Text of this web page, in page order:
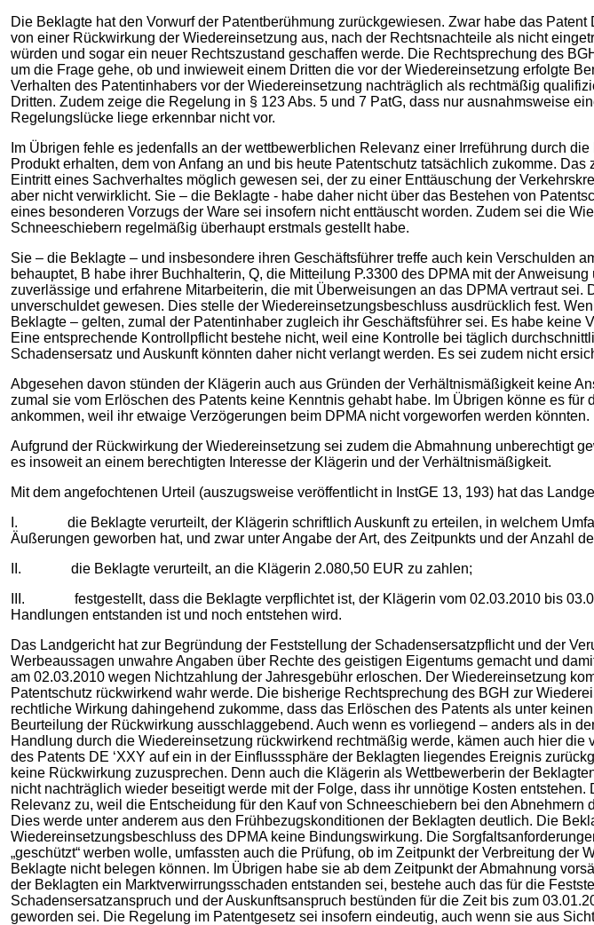
Die Beklagte hat den Vorwurf der Patentberühmung zurückgewiesen. Zwar habe das
von einer Rückwirkung der Wiedereinsetzung aus, nach der Rechtsnachteile als nicht
würden und sogar ein neuer Rechtszustand geschaffen werde. Die Rechtsprechung des
um die Frage gehe, ob und inwieweit einem Dritten die vor der Wiedereinsetzung erfolgte
Verhalten des Patentinhabers vor der Wiedereinsetzung nachträglich als rechtmäßig
Dritten. Zudem zeige die Regelung in § 123 Abs. 5 und 7 PatG, dass nur ausnahmsweise
Regelungslücke liege erkennbar nicht vor.
Im Übrigen fehle es jedenfalls an der wettbewerblichen Relevanz einer Irreführung durch
Produkt erhalten, dem von Anfang an und bis heute Patentschutz tatsächlich zukomme.
Eintritt eines Sachverhaltes möglich gewesen sei, der zu einer Enttäuschung der
aber nicht verwirklicht. Sie – die Beklagte - habe daher nicht über das Bestehen von
eines besonderen Vorzugs der Ware sei insofern nicht enttäuscht worden. Zudem sei die
Schneeschiebern regelmäßig überhaupt erstmals gestellt habe.
Sie – die Beklagte – und insbesondere ihren Geschäftsführer treffe auch kein Verschulden
behauptet, B habe ihrer Buchhalterin, Q, die Mitteilung P.3300 des DPMA mit der
zuverlässige und erfahrene Mitarbeiterin, die mit Überweisungen an das DPMA vertraut
unverschuldet gewesen. Dies stelle der Wiedereinsetzungsbeschluss ausdrücklich fest.
Beklagte – gelten, zumal der Patentinhaber zugleich ihr Geschäftsführer sei. Es habe
Eine entsprechende Kontrollpflicht bestehe nicht, weil eine Kontrolle bei täglich
Schadensersatz und Auskunft könnten daher nicht verlangt werden. Es sei zudem nicht
Abgesehen davon stünden der Klägerin auch aus Gründen der Verhältnismäßigkeit keine
zumal sie vom Erlöschen des Patents keine Kenntnis gehabt habe. Im Übrigen könne es
ankommen, weil ihr etwaige Verzögerungen beim DPMA nicht vorgeworfen werden könnten.
Aufgrund der Rückwirkung der Wiedereinsetzung sei zudem die Abmahnung unberechtigt
es insoweit an einem berechtigten Interesse der Klägerin und der Verhältnismäßigkeit.
Mit dem angefochtenen Urteil (auszugsweise veröffentlicht in InstGE 13, 193) hat das
I. die Beklagte verurteilt, der Klägerin schriftlich Auskunft zu erteilen, in welchem
Äußerungen geworben hat, und zwar unter Angabe der Art, des Zeitpunkts und der Anzahl
II. die Beklagte verurteilt, an die Klägerin 2.080,50 EUR zu zahlen;
III. festgestellt, dass die Beklagte verpflichtet ist, der Klägerin vom 02.03.2010 bis
Handlungen entstanden ist und noch entstehen wird.
Das Landgericht hat zur Begründung der Feststellung der Schadensersatzpflicht und der
Werbeaussagen unwahre Angaben über Rechte des geistigen Eigentums gemacht und
am 02.03.2010 wegen Nichtzahlung der Jahresgebühr erloschen. Der Wiedereinsetzung
Patentschutz rückwirkend wahr werde. Die bisherige Rechtsprechung des BGH zur
rechtliche Wirkung dahingehend zukomme, dass das Erlöschen des Patents als unter
Beurteilung der Rückwirkung ausschlaggebend. Auch wenn es vorliegend – anders als in
Handlung durch die Wiedereinsetzung rückwirkend rechtmäßig werde, kämen auch hier
des Patents DE ‘XXY auf ein in der Einflusssphäre der Beklagten liegendes Ereignis
keine Rückwirkung zuzusprechen. Denn auch die Klägerin als Wettbewerberin der
nicht nachträglich wieder beseitigt werde mit der Folge, dass ihr unnötige Kosten
Relevanz zu, weil die Entscheidung für den Kauf von Schneeschiebern bei den
Dies werde unter anderem aus den Frühbezugskonditionen der Beklagten deutlich. Die
Wiedereinsetzungsbeschluss des DPMA keine Bindungswirkung. Die
„geschützt“ werben wolle, umfassten auch die Prüfung, ob im Zeitpunkt der Verbreitung
Beklagte nicht belegen können. Im Übrigen habe sie ab dem Zeitpunkt der Abmahnung
der Beklagten ein Marktverwirrungsschaden entstanden sei, bestehe auch das für die
Schadensersatzanspruch und der Auskunftsanspruch bestünden für die Zeit bis zum
geworden sei. Die Regelung im Patentgesetz sei insofern eindeutig, auch wenn sie aus